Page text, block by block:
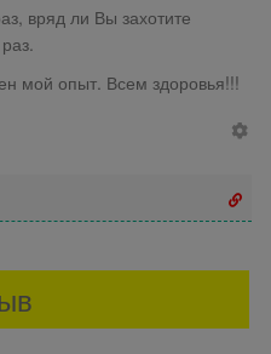
вряд ли Вы захотите
мой опыт. Всем здоровья!!!